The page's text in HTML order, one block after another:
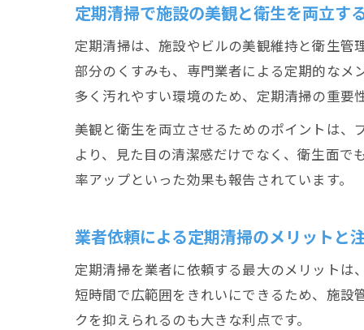
定期清掃で施設の美観と衛生を両立す
定期清掃は、施設やビルの美観維持と衛生
部分のくすみも、専門業者による定期的なメ
多く汚れやすい環境のため、定期清掃の重要
美観と衛生を両立させるためのポイントは
より、見た目の清潔感だけでなく、衛生面
率アップといった効果も報告されています。
業者依頼による定期清掃のメリットと
定期清掃を業者に依頼する最大のメリット
短時間で広範囲をきれいにできるため、施設
クを抑えられるのも大きな利点です。